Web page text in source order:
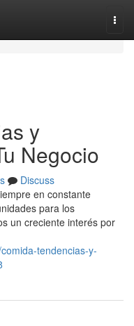
y
Negocio
Discuss
en constante
para los
un creciente interés por
tendencias-y-